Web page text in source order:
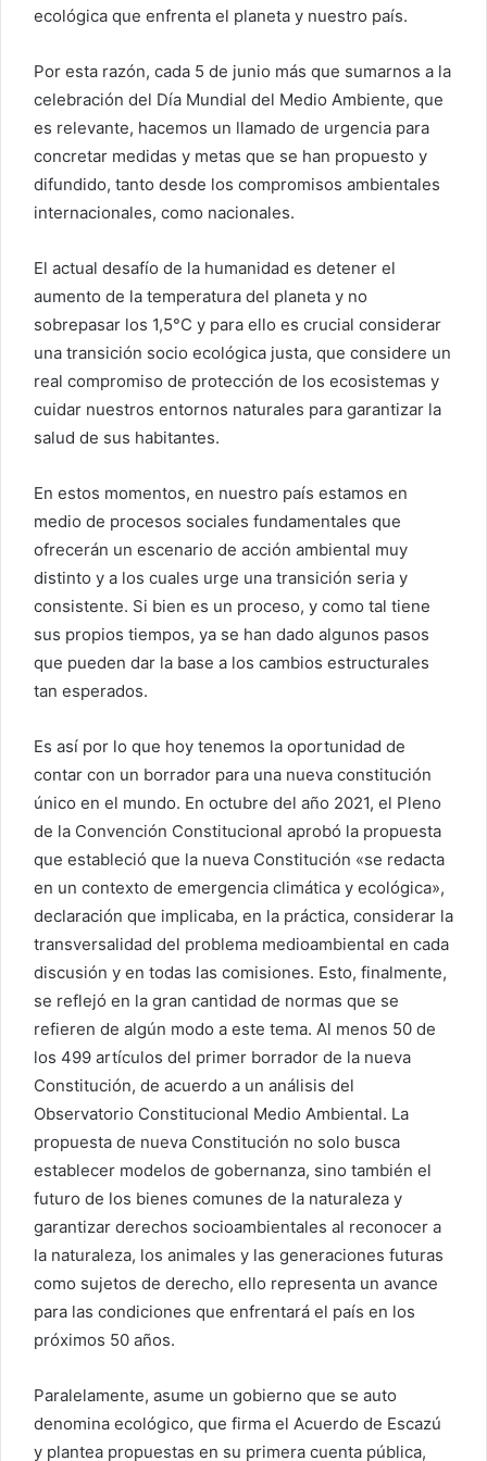
ecológica que enfrenta el planeta y nuestro país.
Por esta razón, cada 5 de junio más que sumarnos a la
celebración del Día Mundial del Medio Ambiente, que
es relevante, hacemos un llamado de urgencia para
concretar medidas y metas que se han propuesto y
difundido, tanto desde los compromisos ambientales
internacionales, como nacionales.
El actual desafío de la humanidad es detener el
aumento de la temperatura del planeta y no
sobrepasar los 1,5°C y para ello es crucial considerar
una transición socio ecológica justa, que considere un
real compromiso de protección de los ecosistemas y
cuidar nuestros entornos naturales para garantizar la
salud de sus habitantes.
En estos momentos, en nuestro país estamos en
medio de procesos sociales fundamentales que
ofrecerán un escenario de acción ambiental muy
distinto y a los cuales urge una transición seria y
consistente. Si bien es un proceso, y como tal tiene
sus propios tiempos, ya se han dado algunos pasos
que pueden dar la base a los cambios estructurales
tan esperados.
Es así por lo que hoy tenemos la oportunidad de
contar con un borrador para una nueva constitución
único en el mundo. En octubre del año 2021, el Pleno
de la Convención Constitucional aprobó la propuesta
que estableció que la nueva Constitución «se redacta
en un contexto de emergencia climática y ecológica»,
declaración que implicaba, en la práctica, considerar la
transversalidad del problema medioambiental en cada
discusión y en todas las comisiones. Esto, finalmente,
se reflejó en la gran cantidad de normas que se
refieren de algún modo a este tema. Al menos 50 de
los 499 artículos del primer borrador de la nueva
Constitución, de acuerdo a un análisis del
Observatorio Constitucional Medio Ambiental. La
propuesta de nueva Constitución no solo busca
establecer modelos de gobernanza, sino también el
futuro de los bienes comunes de la naturaleza y
garantizar derechos socioambientales al reconocer a
la naturaleza, los animales y las generaciones futuras
como sujetos de derecho, ello representa un avance
para las condiciones que enfrentará el país en los
próximos 50 años.
Paralelamente, asume un gobierno que se auto
denomina ecológico, que firma el Acuerdo de Escazú
y plantea propuestas en su primera cuenta pública,